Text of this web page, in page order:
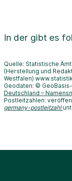
In der gibt es
Quelle: Statistische
(Herstellung und
Westfalen)
Geodaten: ©
Deutschland –
Postleitzahlen:
germany-postleitzahl